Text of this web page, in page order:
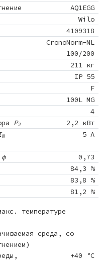
AQ1EGG
Wilo
4109318
CronoNorm-NL
100/200
211 кг
IP 55
F
100L MG
4
P2
2,2 кВт
N 5 A
0,73
84,3 %
83,8 %
81,2 %
температуре
среда, со
+40 °C